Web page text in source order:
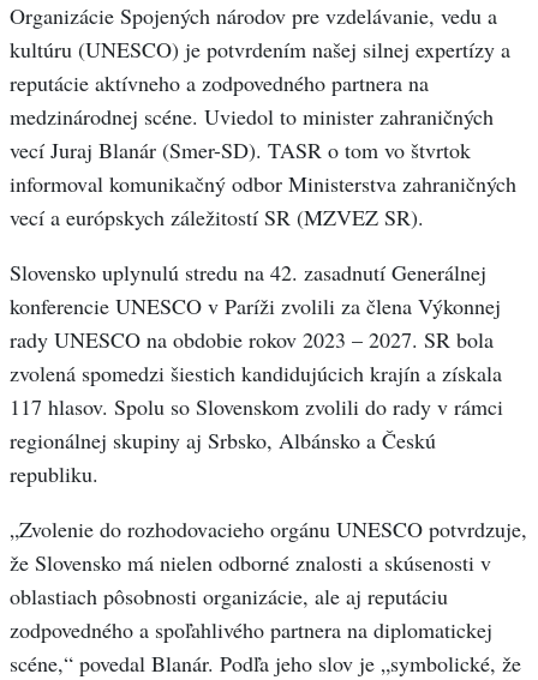
Organizácie Spojených národov pre vzdelávanie, vedu a
kultúru (UNESCO) je potvrdením našej silnej expertízy a
reputácie aktívneho a zodpovedného partnera na
medzinárodnej scéne. Uviedol to minister zahraničných
vecí Juraj Blanár (Smer-SD). TASR o tom vo štvrtok
informoval komunikačný odbor Ministerstva zahraničných
vecí a európskych záležitostí SR (MZVEZ SR).
Slovensko uplynulú stredu na 42. zasadnutí Generálnej
konferencie UNESCO v Paríži zvolili za člena Výkonnej
rady UNESCO na obdobie rokov 2023 – 2027. SR bola
zvolená spomedzi šiestich kandidujúcich krajín a získala
117 hlasov. Spolu so Slovenskom zvolili do rady v rámci
regionálnej skupiny aj Srbsko, Albánsko a Českú
republiku.
„Zvolenie do rozhodovacieho orgánu UNESCO potvrdzuje,
že Slovensko má nielen odborné znalosti a skúsenosti v
oblastiach pôsobnosti organizácie, ale aj reputáciu
zodpovedného a spoľahlivého partnera na diplomatickej
scéne,“ povedal Blanár. Podľa jeho slov je „symbolické, že